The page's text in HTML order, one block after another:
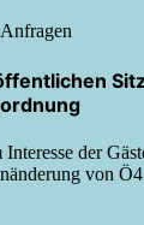
der
von